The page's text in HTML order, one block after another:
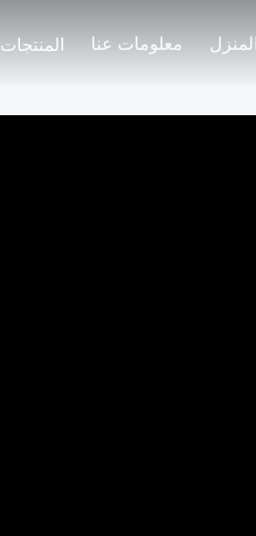
المنزل معلومات عنا المنتجات